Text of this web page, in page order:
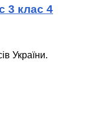
3 клас 4
України.